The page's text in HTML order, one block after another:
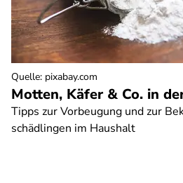
Motten, Käfer & Co. in
Tipps zur Vorbeugung und zur
schädlingen im Haushalt
Quelle: pixabay.com